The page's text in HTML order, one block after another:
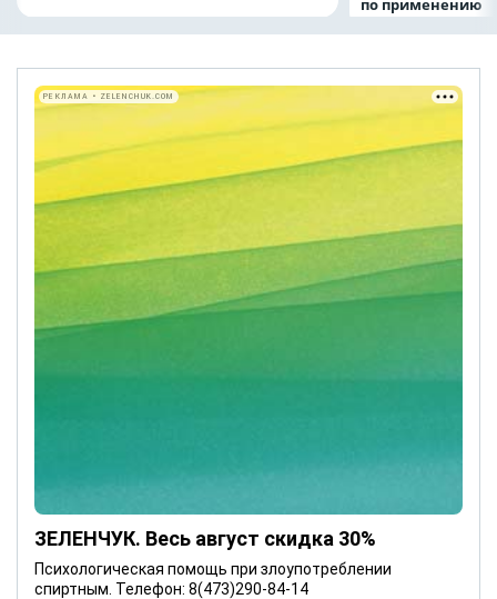
по применению
ЗЕЛЕНЧУК. Весь август скидка 30%
Психологическая помощь при злоупотреблении
спиртным. Телефон: 8(473)290-84-14
РЕКЛАМА • ZELENCHUK.COM